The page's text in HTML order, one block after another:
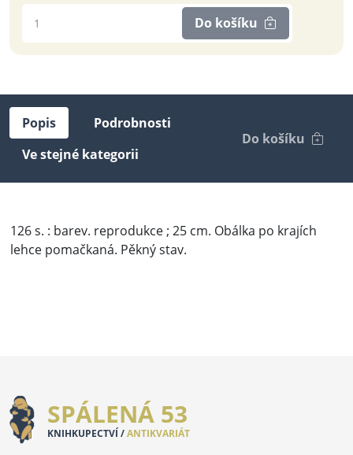
Do košíku
Popis
Podrobnosti
Ve stejné kategorii
Do košíku
126 s. : barev. reprodukce ; 25 cm. Obálka po krajích
lehce pomačkaná. Pěkný stav.
SPÁLENÁ 53
KNIHKUPECTVÍ /ANTIKVARIÁT